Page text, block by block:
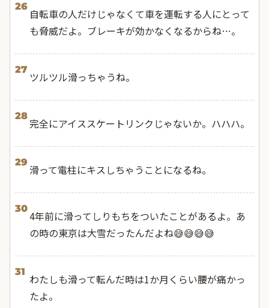
26
自転車の人だけじゃなくて車を運転する人にとって
も脅威だよ。ブレーキが効かなくなるからね…。
27
ツルツル滑っちゃうね。
28
完全にアイススケートリンクじゃないか。ハハハ。
29
滑って電柱にキスしちゃうことになるね。
30
4年前に滑ってしりもちをついたことがあるよ。あ
の時の東京は大雪だったんだよね😅😅😅😅
31
わたしも滑って転んだ時は1か月くらい腰が痛かっ
たよ。